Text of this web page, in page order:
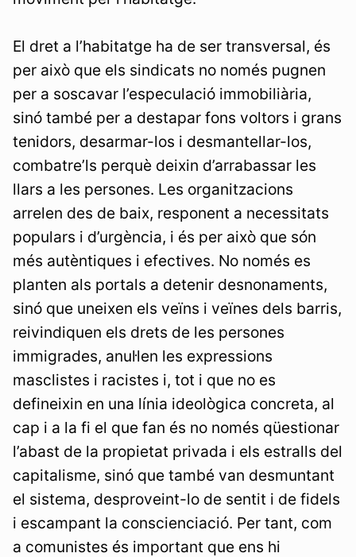
El dret a l’habitatge ha de ser transversal, és
per això que els sindicats no només pugnen
per a soscavar l’especulació immobiliària,
sinó també per a destapar fons voltors i grans
tenidors, desarmar-los i desmantellar-los,
combatre’ls perquè deixin d’arrabassar les
llars a les persones. Les organitzacions
arrelen des de baix, responent a necessitats
populars i d’urgència, i és per això que són
més autèntiques i efectives. No només es
planten als portals a detenir desnonaments,
sinó que uneixen els veïns i veïnes dels barris,
reivindiquen els drets de les persones
immigrades, anul·len les expressions
masclistes i racistes i, tot i que no es
defineixin en una línia ideològica concreta, al
cap i a la fi el que fan és no només qüestionar
l’abast de la propietat privada i els estralls del
capitalisme, sinó que també van desmuntant
el sistema, desproveint-lo de sentit i de fidels
i escampant la conscienciació. Per tant, com
a comunistes és important que ens hi